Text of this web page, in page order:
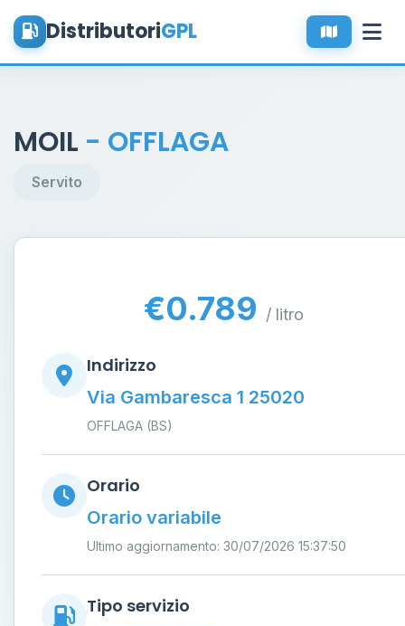
DistributoriGPL
MOIL - OFFLAGA
Servito
€0.789 / litro
Indirizzo
Via Gambaresca 1 25020
OFFLAGA (BS)
Orario
Orario variabile
Ultimo aggiornamento: 30/07/2026 15:37:50
Tipo servizio